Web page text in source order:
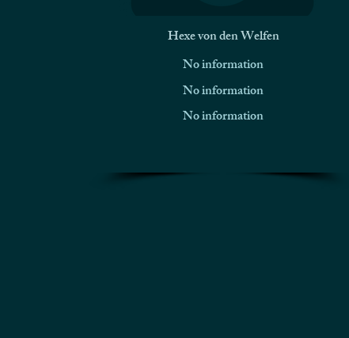
Hexe von den Welfen
No information
No information
No information